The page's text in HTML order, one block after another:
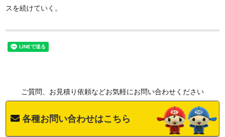
スを続けていく。
ご質問、お見積り依頼などお気軽にお問い合わせください
各種お問い合わせはこちら